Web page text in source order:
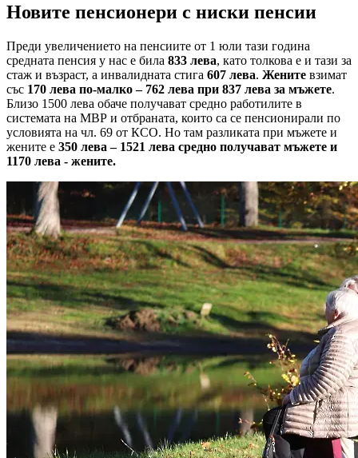
Новите пенсионери с ниски пенсии
Преди увеличението на пенсиите от 1 юли тази година
средната пенсия у нас е била 833 лева, като толкова е и тази за
стаж и възраст, а инвалидната стига 607 лева. Жените взимат
със 170 лева по-малко – 762 лева при 837 лева за мъжете.
Близо 1500 лева обаче получават средно работилите в
системата на МВР и отбраната, които са се пенсионирали по
условията на чл. 69 от КСО. Но там разликата при мъжете и
жените е 350 лева – 1521 лева средно получават мъжете и
1170 лева - жените.